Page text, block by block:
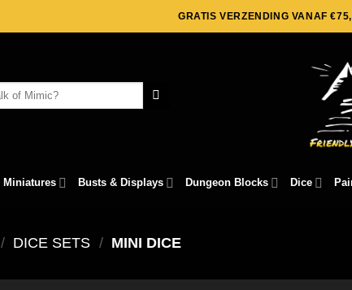
GRATIS VERZENDING VANAF
Miniatures Busts & Displays Dungeon Blocks Dice
/ DICE SETS / MINI DICE